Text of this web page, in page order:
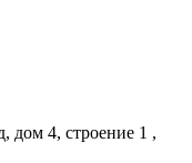
дом 4, строение 1 ,